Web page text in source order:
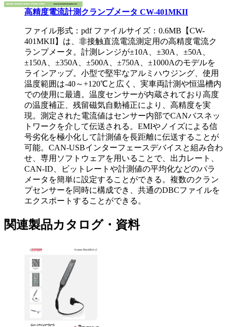
高精度電流計測クランプメータ CW-401MKII
ファイル形式：pdf ファイルサイズ：0.6MB 【CW-
401MKII】は、非接触直流電流測定用の高精度電流ク
ランプメータ。計測レンジが±10A、±30A、±50A、
±150A、±350A、±500A、±750A、±1000Aのモデルを
ラインアップ。小型で堅牢なアルミハウジング、使用
温度範囲は-40～+120℃と広く、実車両計測や恒温槽内
での使用に最適。温度センサーが内蔵されており高度
の温度補正、残留磁気自動補正により、高精度を実
現。測定された電流値はセンサー内部でCANバスネッ
トワークを介して伝送される。EMIやノイズによる信
号劣化を極小化して計測値を長距離に伝送することが
可能。CAN-USBインターフェースデバイスと組み合わ
せ、専用ソフトウェアを用いることで、出力レート、
CAN-ID、ビットレートや計測値の平均化などのパラ
メータを簡単に設定することができる。複数のクラン
プセンサーを同時に構成でき、共通のDBCファイルを
エクスポートすることができる。
関連製品カタログ・資料